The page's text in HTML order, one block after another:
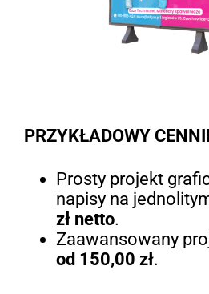
PRZYKŁADOWY
Prosty projekt
napisy na
zł netto.
Zaawansowany
od 150,00 zł.